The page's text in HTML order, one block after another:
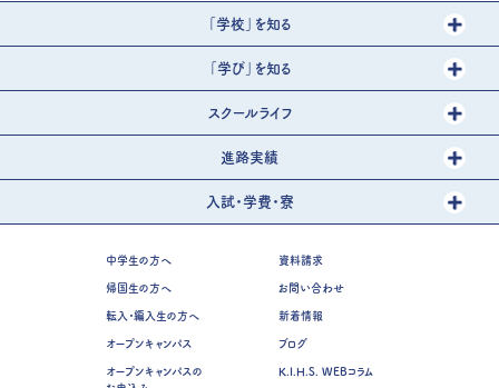
「学校」を知る
「学び」を知る
スクールライフ
進路実績
入試・学費・寮
中学生の方へ
帰国生の方へ
転入・編入生の方へ
オープンキャンパス
オープンキャンパスの
資料請求
お問い合わせ
新着情報
ブログ
K.I.H.S. WEBコラム